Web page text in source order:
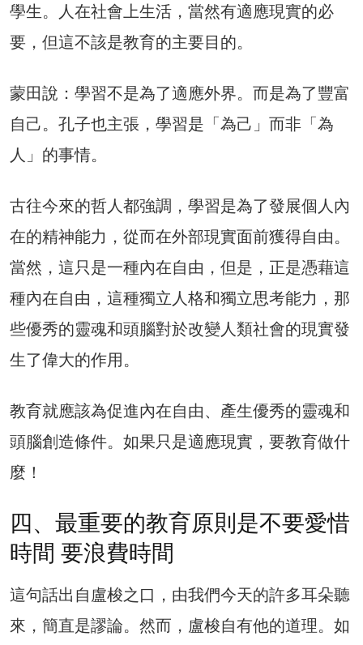
學生。人在社會上生活，當然有適應現實的必
要，但這不該是教育的主要目的。
蒙田說：學習不是為了適應外界。而是為了豐富
自己。孔子也主張，學習是「為己」而非「為
人」的事情。
古往今來的哲人都強調，學習是為了發展個人內
在的精神能力，從而在外部現實面前獲得自由。
當然，這只是一種內在自由，但是，正是憑藉這
種內在自由，這種獨立人格和獨立思考能力，那
些優秀的靈魂和頭腦對於改變人類社會的現實發
生了偉大的作用。
教育就應該為促進內在自由、產生優秀的靈魂和
頭腦創造條件。如果只是適應現實，要教育做什
麼！
四、最重要的教育原則是不要愛惜
時間 要浪費時間
這句話出自盧梭之口，由我們今天的許多耳朵聽
來，簡直是謬論。然而，盧梭自有他的道理。如